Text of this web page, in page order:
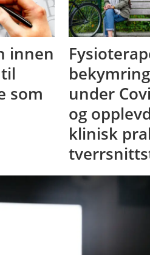
innen
som
under
og
klinisk